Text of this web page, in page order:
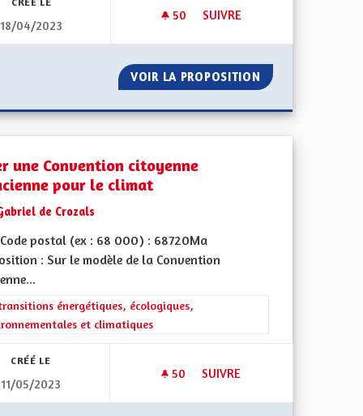
CHASSE
18/04/2023
50 50 ABONNÉS
SUIVRE
VOIR LA PROPOSITION
ses territoires, l'emploi
une Convention citoyenne
pour le climat
de Crozals
postal (ex : 68 000) : 68720Ma
: Sur le modèle de la Convention
les résultats de la catégorie : Les transitions énergétiques,
énergétiques, écologiques,
et climatiques
CRÉÉ LE
11/05/2023
50 50 ABONNÉS
SUIVRE